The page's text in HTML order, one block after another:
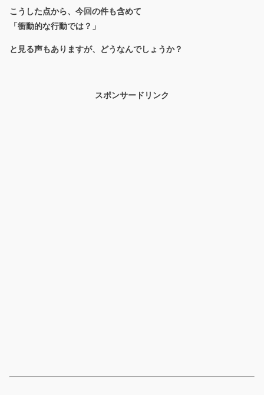
こうした点から、今回の件も含めて
「衝動的な行動では？」
と見る声もありますが、どうなんでしょうか？
スポンサードリンク